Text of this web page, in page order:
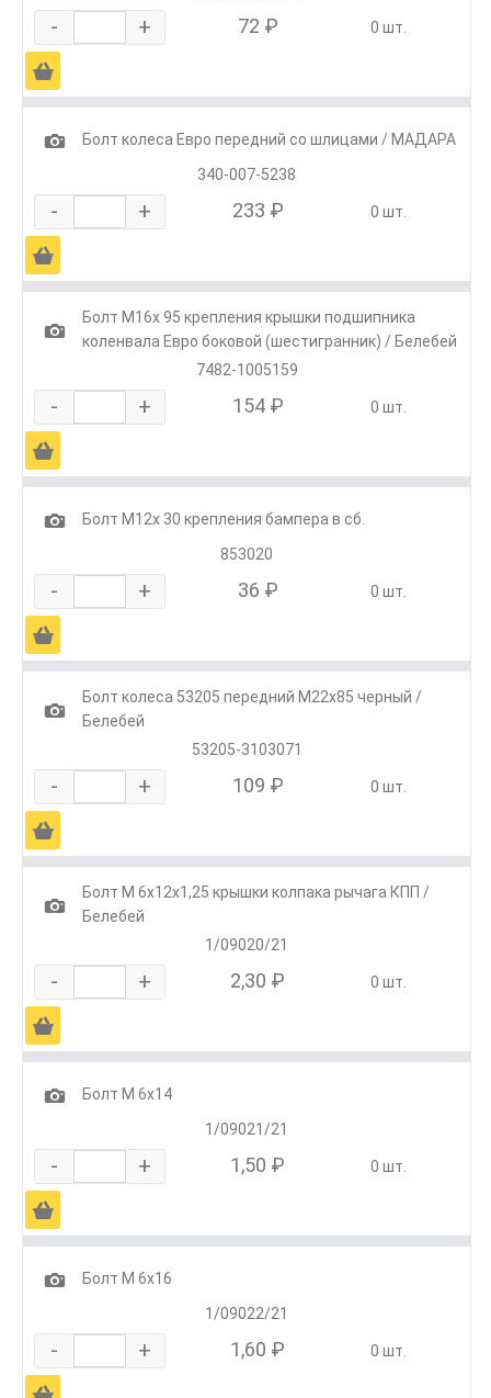
- + 72 ₽ 0 шт.
Ä
1
Болт колеса Евро передний со шлицами / МАДАРА
340-007-5238
- + 233 ₽ 0 шт.
Ä
1
Болт М16х 95 крепления крышки подшипника
коленвала Евро боковой (шестигранник) / Белебей
7482-1005159
- + 154 ₽ 0 шт.
Ä
1
Болт М12х 30 крепления бампера в сб.
853020
- + 36 ₽ 0 шт.
Ä
1
Болт колеса 53205 передний М22х85 черный /
Белебей
53205-3103071
- + 109 ₽ 0 шт.
Ä
1
Болт М 6х12х1,25 крышки колпака рычага КПП /
Белебей
1/09020/21
- + 2,30 ₽ 0 шт.
Ä
1
Болт М 6х14
1/09021/21
- + 1,50 ₽ 0 шт.
Ä
1
Болт М 6х16
1/09022/21
- + 1,60 ₽ 0 шт.